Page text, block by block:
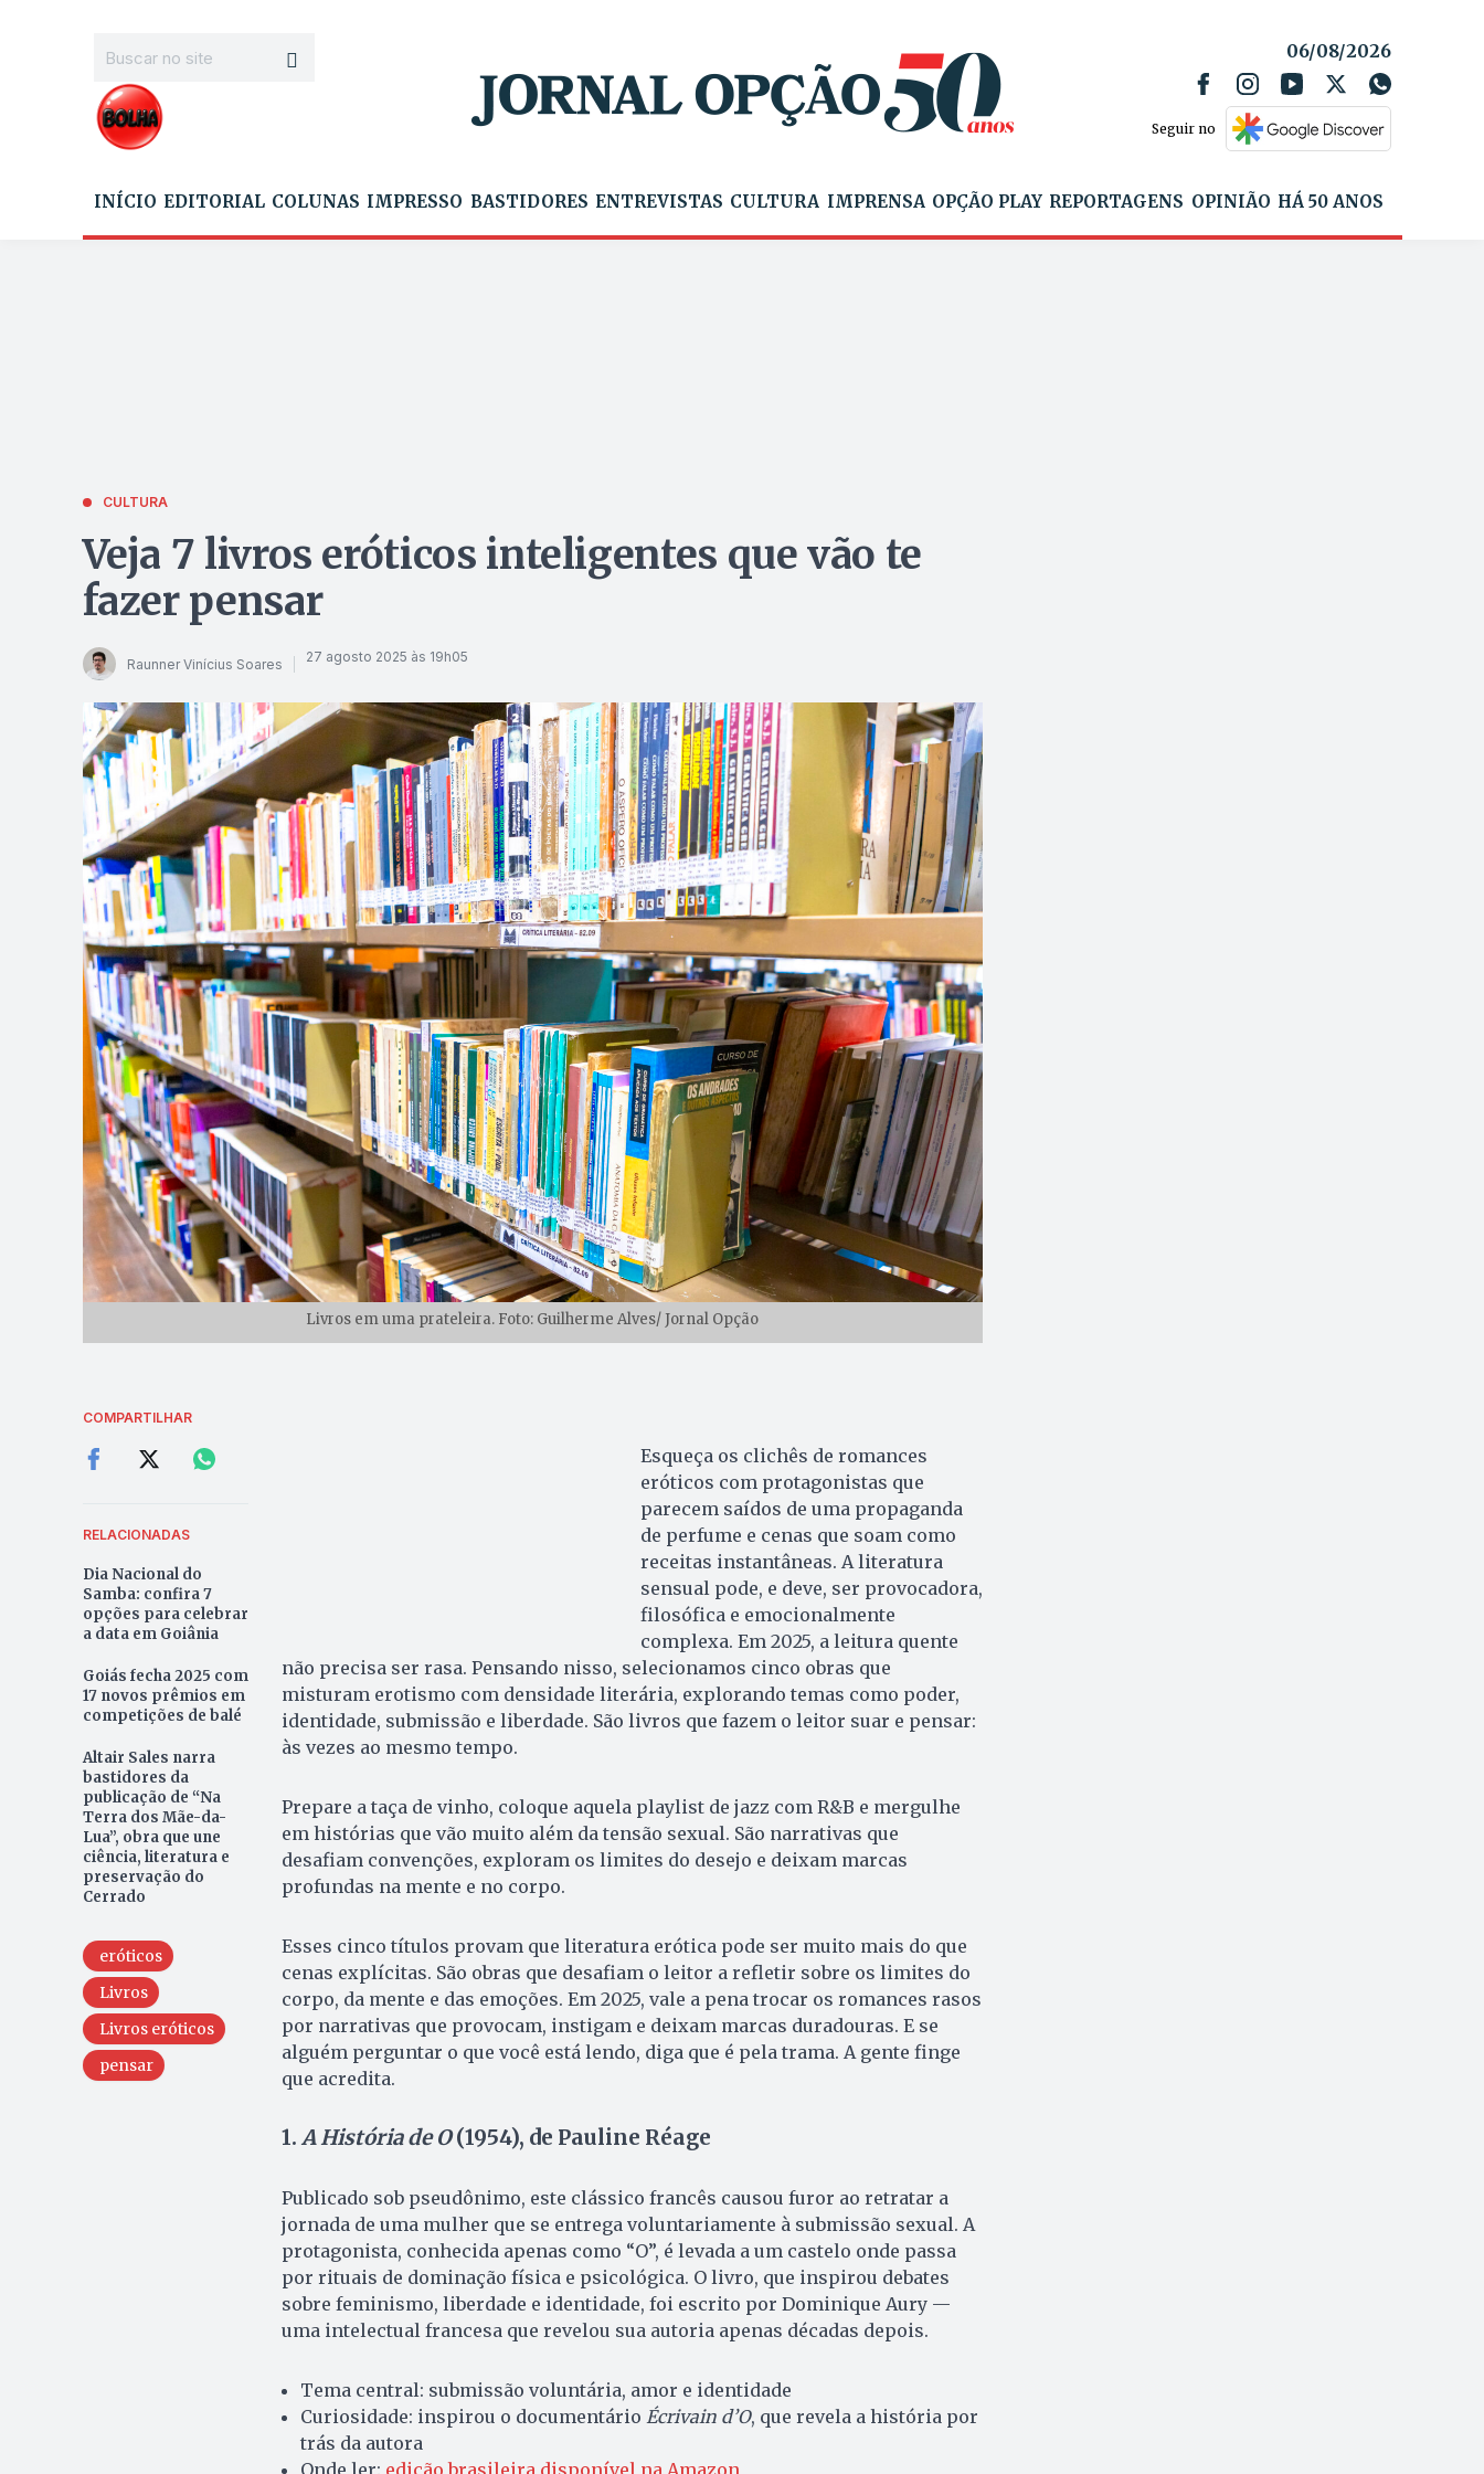
06/08/2026
Seguir no
INÍCIO EDITORIAL COLUNAS IMPRESSO BASTIDORES ENTREVISTAS CULTURA IMPRENSA OPÇÃO PLAY REPORTAGENS OPINIÃO HÁ 50 ANOS
CULTURA
Veja 7 livros eróticos inteligentes que vão te
fazer pensar
Raunner Vinícius Soares 27 agosto 2025 às 19h05
Livros em uma prateleira. Foto: Guilherme Alves/ Jornal Opção
COMPARTILHAR
RELACIONADAS
Dia Nacional do
Samba: confira 7
opções para celebrar
a data em Goiânia
Goiás fecha 2025 com
17 novos prêmios em
competições de balé
Altair Sales narra
bastidores da
publicação de “Na
Terra dos Mãe-da-
Lua”, obra que une
ciência, literatura e
preservação do
Cerrado
eróticos
Livros
Livros eróticos
pensar
Esqueça os clichês de romances
eróticos com protagonistas que
parecem saídos de uma propaganda
de perfume e cenas que soam como
receitas instantâneas. A literatura
sensual pode, e deve, ser provocadora,
filosófica e emocionalmente
complexa. Em 2025, a leitura quente
não precisa ser rasa. Pensando nisso, selecionamos cinco obras que
misturam erotismo com densidade literária, explorando temas como poder,
identidade, submissão e liberdade. São livros que fazem o leitor suar e pensar:
às vezes ao mesmo tempo.
Prepare a taça de vinho, coloque aquela playlist de jazz com R&B e mergulhe
em histórias que vão muito além da tensão sexual. São narrativas que
desafiam convenções, exploram os limites do desejo e deixam marcas
profundas na mente e no corpo.
Esses cinco títulos provam que literatura erótica pode ser muito mais do que
cenas explícitas. São obras que desafiam o leitor a refletir sobre os limites do
corpo, da mente e das emoções. Em 2025, vale a pena trocar os romances rasos
por narrativas que provocam, instigam e deixam marcas duradouras. E se
alguém perguntar o que você está lendo, diga que é pela trama. A gente finge
que acredita.
1. A História de O(1954), de Pauline Réage
Publicado sob pseudônimo, este clássico francês causou furor ao retratar a
jornada de uma mulher que se entrega voluntariamente à submissão sexual. A
protagonista, conhecida apenas como “O”, é levada a um castelo onde passa
por rituais de dominação física e psicológica. O livro, que inspirou debates
sobre feminismo, liberdade e identidade, foi escrito por Dominique Aury —
uma intelectual francesa que revelou sua autoria apenas décadas depois.
Tema central: submissão voluntária, amor e identidade
Curiosidade: inspirou o documentário Écrivain d’O, que revela a história por
trás da autora
Onde ler: edição brasileira disponível na Amazon